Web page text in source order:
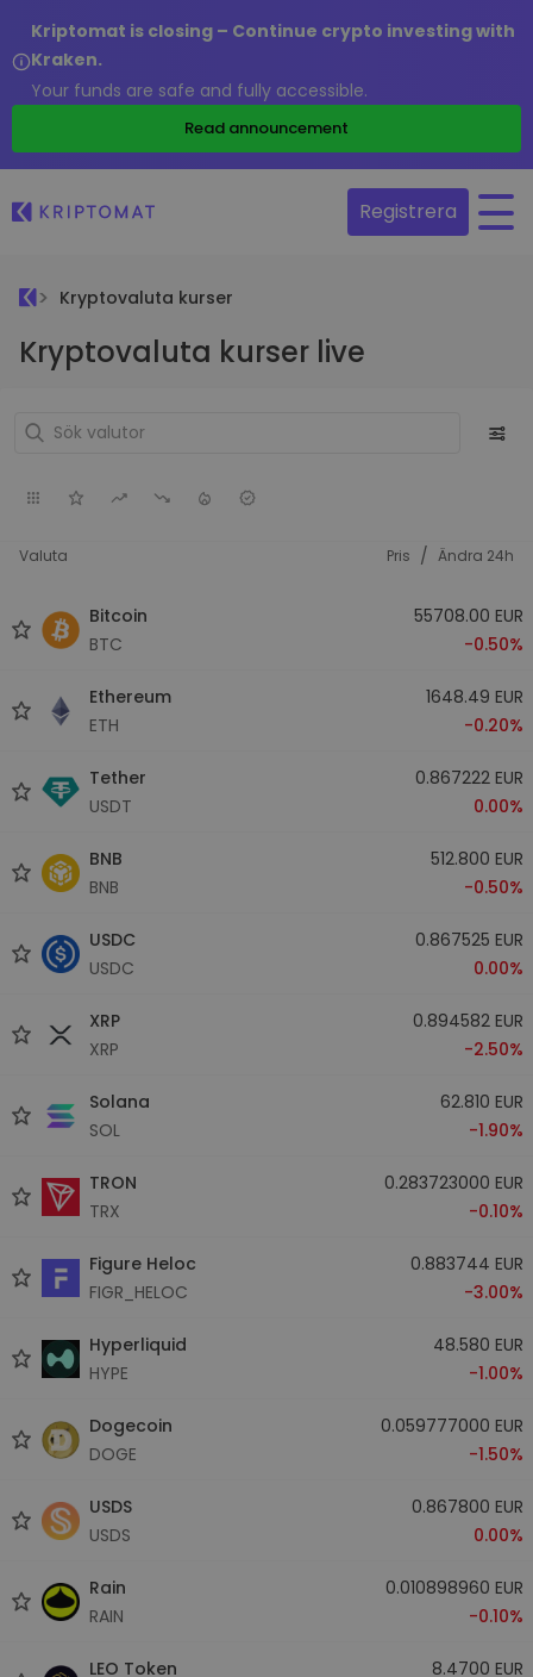
Kriptomat is closing – Continue crypto investing with
Kraken.
Your funds are safe and fully accessible.
Read announcement
Registrera
Kryptovaluta kurser
Kryptovaluta kurser live
Valuta Pris / Ändra 24h
Bitcoin
BTC
55708.00 EUR
-0.50%
Ethereum
ETH
1648.49 EUR
-0.20%
Tether
USDT
0.867222 EUR
0.00%
BNB
BNB
512.800 EUR
-0.50%
USDC
USDC
0.867525 EUR
0.00%
XRP
XRP
0.894582 EUR
-2.50%
Solana
SOL
62.810 EUR
-1.90%
TRON
TRX
0.283723000 EUR
-0.10%
Figure Heloc
FIGR_HELOC
0.883744 EUR
-3.00%
Hyperliquid
HYPE
48.580 EUR
-1.00%
Dogecoin
DOGE
0.059777000 EUR
-1.50%
USDS
USDS
0.867800 EUR
0.00%
Rain
RAIN
0.010898960 EUR
-0.10%
LEO Token
8.4700 EUR